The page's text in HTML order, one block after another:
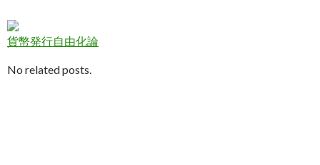
貨幣発行自由化論
No related posts.